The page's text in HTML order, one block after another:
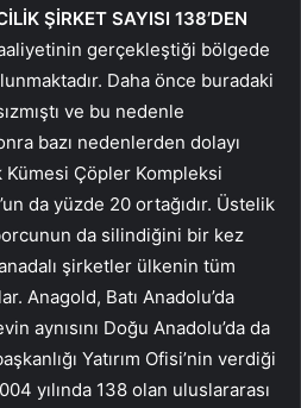
ŞİRKET SAYISI 138’DEN
gerçekleştiği bölgede
Daha önce buradaki
ve bu nedenle
bazı nedenlerden dolayı
Kümesi Çöpler Kompleksi
da yüzde 20 ortağıdır. Üstelik
da silindiğini bir kez
şirketler ülkenin tüm
Anagold, Batı Anadolu’da
aynısını Doğu Anadolu’da da
Yatırım Ofisi’nin verdiği
yılında 138 olan uluslararası